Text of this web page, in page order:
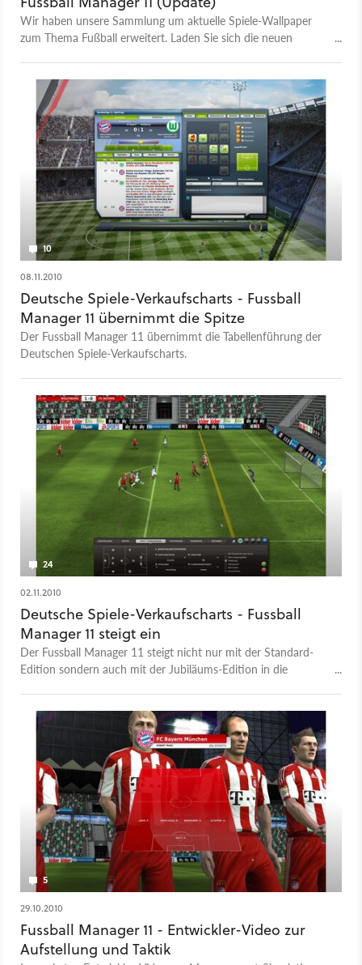
Wir haben unsere Sammlung um aktuelle Spiele-Wallpaper
zum Thema Fußball erweitert. Laden Sie sich die neuen
10
08.11.2010
Deutsche Spiele-Verkaufscharts - Fussball
Manager 11 übernimmt die Spitze
Der Fussball Manager 11 übernimmt die Tabellenführung der
Deutschen Spiele-Verkaufscharts.
24
02.11.2010
Deutsche Spiele-Verkaufscharts - Fussball
Manager 11 steigt ein
Der Fussball Manager 11 steigt nicht nur mit der Standard-
Edition sondern auch mit der Jubiläums-Edition in die
5
29.10.2010
Fussball Manager 11 - Entwickler-Video zur
Aufstellung und Taktik